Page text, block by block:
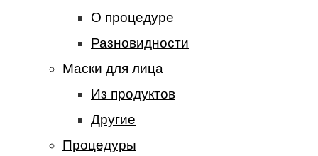
О процедуре
Разновидности
Маски для лица
Из продуктов
Другие
Процедуры